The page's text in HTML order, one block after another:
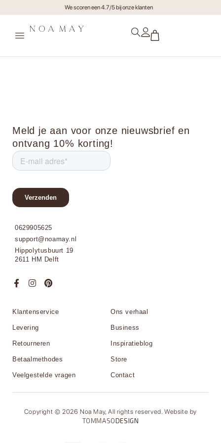
We scoren een 4.7/5 bij onze klanten
Meld je aan voor onze nieuwsbrief en
ontvang 10% korting!
0629905625
support@noamay.nl
Hippolytusbuurt 19
2611 HM Delft
Klantenservice
Levering
Retourneren
Betaalmethodes
Veelgestelde vragen
Ons verhaal
Business
Inspiratieblog
Store
Contact
Copyright © 2026 Noa May, All rights reserved. Website by
TOMMASODESIGN